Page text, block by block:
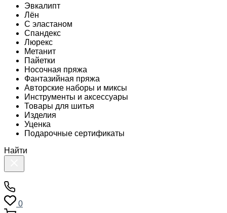
Эвкалипт
Лён
C эластаном
Спандекс
Люрекс
Метанит
Пайетки
Носочная пряжа
Фантазийная пряжа
Авторские наборы и миксы
Инструменты и аксессуары
Товары для шитья
Изделия
Уценка
Подарочные сертификаты
Найти
0